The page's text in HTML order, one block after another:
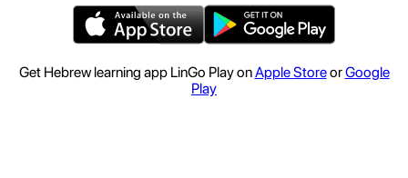
Get Hebrew learning app LinGo Play onApple StoreorGoogle
Play